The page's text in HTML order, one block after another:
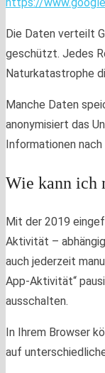
https://
Die Daten verteilt
geschützt. Jedes
Naturkatastrophe
Manche Daten
anonymisiert das
Informationen
Wie kann ich
Mit der 2019
Aktivität –
auch jederzeit
App-Aktivität“
ausschalten.
In Ihrem Browser
auf